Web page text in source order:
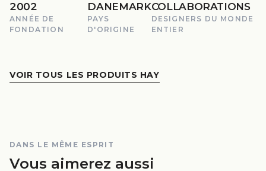
2002
ANNÉE DE
FONDATION
DANEMARK
PAYS
D'ORIGINE
COLLABORATIONS
DESIGNERS DU MONDE
ENTIER
VOIR TOUS LES PRODUITS HAY
DANS LE MÊME ESPRIT
Vous aimerez aussi